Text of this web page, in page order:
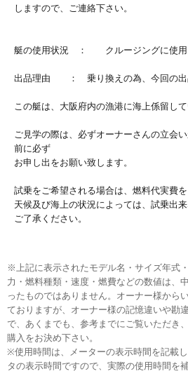
しますので、ご連絡下さい。
艇の使用状況 ： クルージングに使用
出品理由 ： 乗り換えの為、今回の出
この艇は、大阪府内の漁港に海上係留して
ご見学の際は、必ずオーナーさんの立会
前に必ず
お申し出をお願い致します。
試乗をご希望される場合は、燃料代実費を
天候及び海上の状況によっては、試乗出
ご了承ください。
※上記に表示されたモデル名・サイズ年式
力・燃料種類・速度・燃費などの数値は、
ったものではありません。オーナー様から
ておりますが、オーナー様の記憶違いや勘
で、あくまでも、参考までにご覧いただき
購入をお決め下さい。
※使用時間は、メーターの表示時間を記載
タの表示時間ですので、実際の使用時間を